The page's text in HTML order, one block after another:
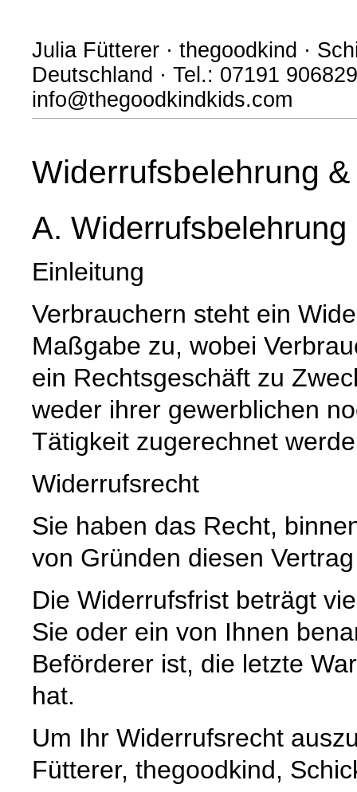
Julia Fütterer · thegoodkind ·
Deutschland · Tel.: 07191
info@thegoodkindkids.com
Widerrufsbelehrung
A. Widerrufsbelehrung
Einleitung
Verbrauchern steht ein
Maßgabe zu, wobei
ein Rechtsgeschäft zu
weder ihrer gewerblichen
Tätigkeit zugerechnet
Widerrufsrecht
Sie haben das Recht,
von Gründen diesen
Die Widerrufsfrist beträgt
Sie oder ein von Ihnen
Beförderer ist, die letzte
hat.
Um Ihr Widerrufsrecht
Fütterer, thegoodkind,